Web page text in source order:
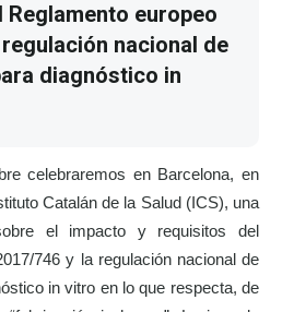
europeo
nacional de
diagnóstico in
celebraremos en Barcelona, en
Catalán de la Salud (ICS), una
el impacto y requisitos del
746 y la regulación nacional de
in vitro en lo que respecta, de